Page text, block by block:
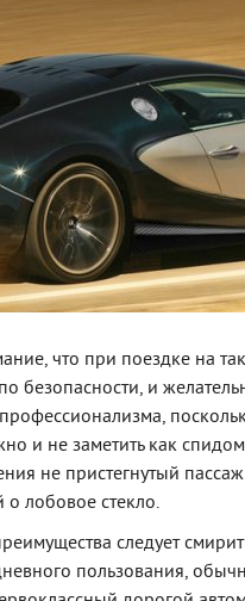
что при поездке на
безопасности, и
и не заметить как
не пристегнутый
о лобовое стекло.
следует
пользования,